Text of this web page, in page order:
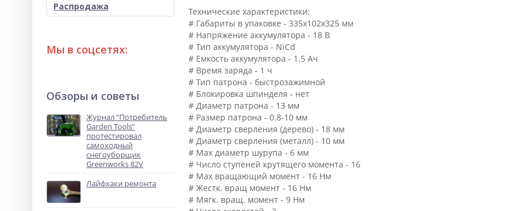
Распродажа
Мы в соцсетях:
Обзоры и советы
Журнал “Потребитель
Garden Tools”
протестировал
самоходный
снегоуборщик
Greenworks 82V
Лайфхаки ремонта
Технические характеристики:
# Габариты в упаковке - 335х102х325 мм
# Напряжение аккумулятора - 18 В
# Тип аккумулятора - NiCd
# Емкость аккумулятора - 1.5 Ач
# Время заряда - 1 ч
# Тип патрона - быстрозажимной
# Блокировка шпинделя - нет
# Диаметр патрона - 13 мм
# Размер патрона - 0.8-10 мм
# Диаметр сверления (дерево) - 18 мм
# Диаметр сверления (металл) - 10 мм
# Мах диаметр шурупа - 6 мм
# Число ступеней крутящего момента - 16
# Мах вращающий момент - 16 Нм
# Жестк. вращ момент - 16 Нм
# Мягк. вращ. момент - 9 Нм